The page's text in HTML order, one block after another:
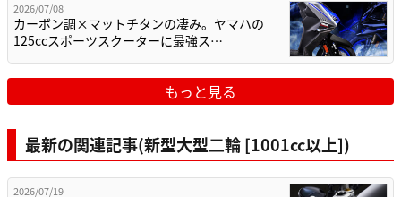
2026/07/08
カーボン調×マットチタンの凄み。ヤマハの
125ccスポーツスクーターに最強ス…
もっと見る
最新の関連記事(新型大型二輪 [1001cc以上])
2026/07/19